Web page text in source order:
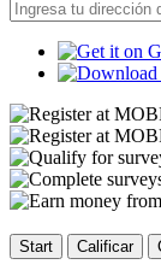
Start Calificar